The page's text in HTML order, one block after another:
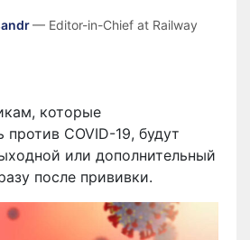
— Editor-in-Chief at Railway
которые
против COVID-19, будут
или дополнительный
после прививки.